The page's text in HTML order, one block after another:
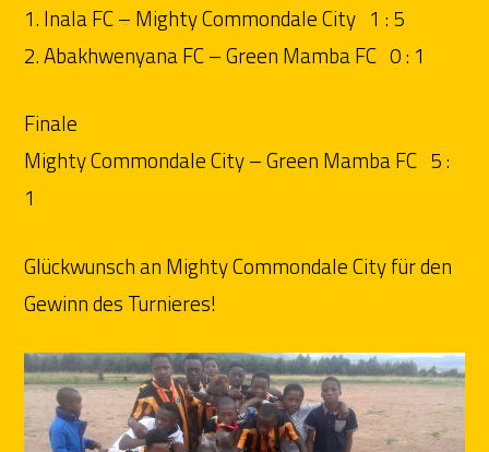
1. Inala FC – Mighty Commondale City 1 : 5
2. Abakhwenyana FC – Green Mamba FC 0 : 1
Finale
Mighty Commondale City – Green Mamba FC 5 :
1
Glückwunsch an Mighty Commondale City für den
Gewinn des Turnieres!